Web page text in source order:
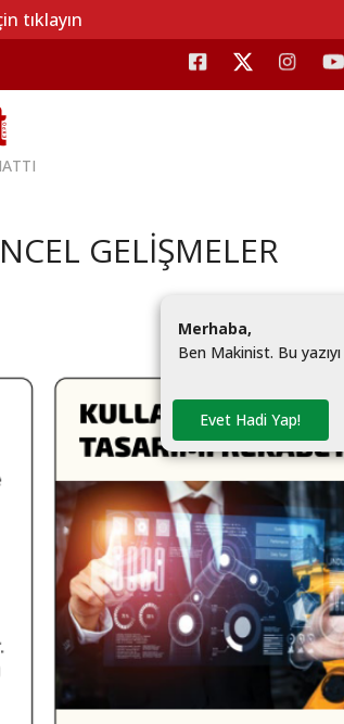
tıklayın
GELİŞMELER
Merhaba,
Ben Makinist. Bu yazıyı
Evet Hadi Yap!